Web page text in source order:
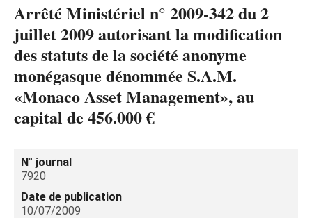
Arrêté Ministériel n° 2009-342 du 2
juillet 2009 autorisant la modification
des statuts de la société anonyme
monégasque dénommée S.A.M.
«Monaco Asset Management», au
capital de 456.000 €
N° journal
7920
Date de publication
10/07/2009